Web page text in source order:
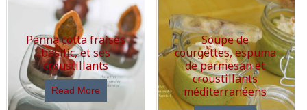
Panna cotta fraises
basilic, et ses
croustillants
Read More
Soupe de
courgettes, espuma
de parmesan et
croustillants
méditerranéens